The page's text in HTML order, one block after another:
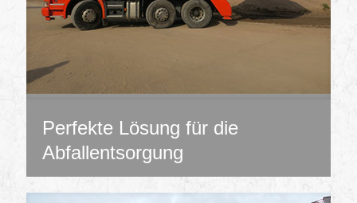
Perfekte Lösung für die
Abfallentsorgung